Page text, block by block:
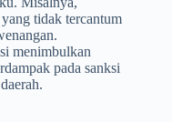
tidak tercantum
menimbulkan
pada sanksi